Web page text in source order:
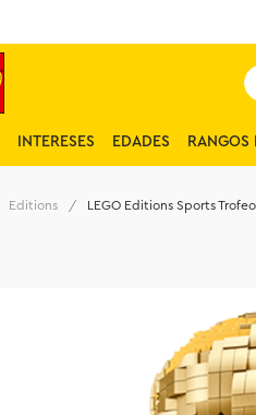
INTERESES EDADES RANGOS
Editions LEGO Editions Sports